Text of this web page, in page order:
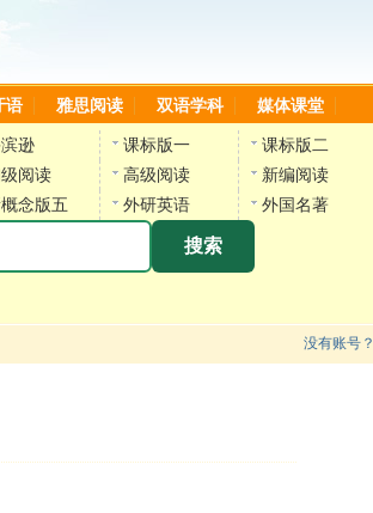
语 雅思阅读 双语学科 媒体课堂
逊 课标版一
课标版二
阅读 高级阅读
新编阅读
念版五 外研英语 外国名著
搜索
没有账号？